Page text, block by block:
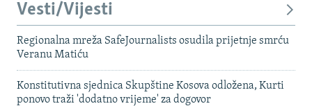
Vesti/Vijesti
Regionalna mreža SafeJournalists osudila prijetnje smrću
Veranu Matiću
Konstitutivna sjednica Skupštine Kosova odložena, Kurti
ponovo traži 'dodatno vrijeme' za dogovor